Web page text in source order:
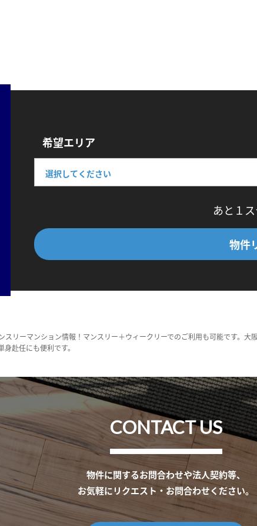
希望エリア
あと１
物件
リーマンション情報！マンスリー＋ウィークリーでのご利用も可能です。
赴任にも便利です。
CONTACT US
物件に関するお問合わせや法人契約等、
お気軽にリクエスト・お問合わせください。